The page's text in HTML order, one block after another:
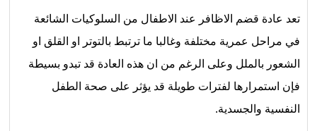
تعد عادة قضم الاظافر عند الاطفال من السلوكيات الشائعة
في مراحل عمرية مختلفة وغالبا ما ترتبط بالتوتر او القلق او
الشعور بالملل وعلى الرغم من ان هذه العادة قد تبدو بسيطة
فإن استمرارها لفترات طويلة قد يؤثر على صحة الطفل
النفسية والجسدية.